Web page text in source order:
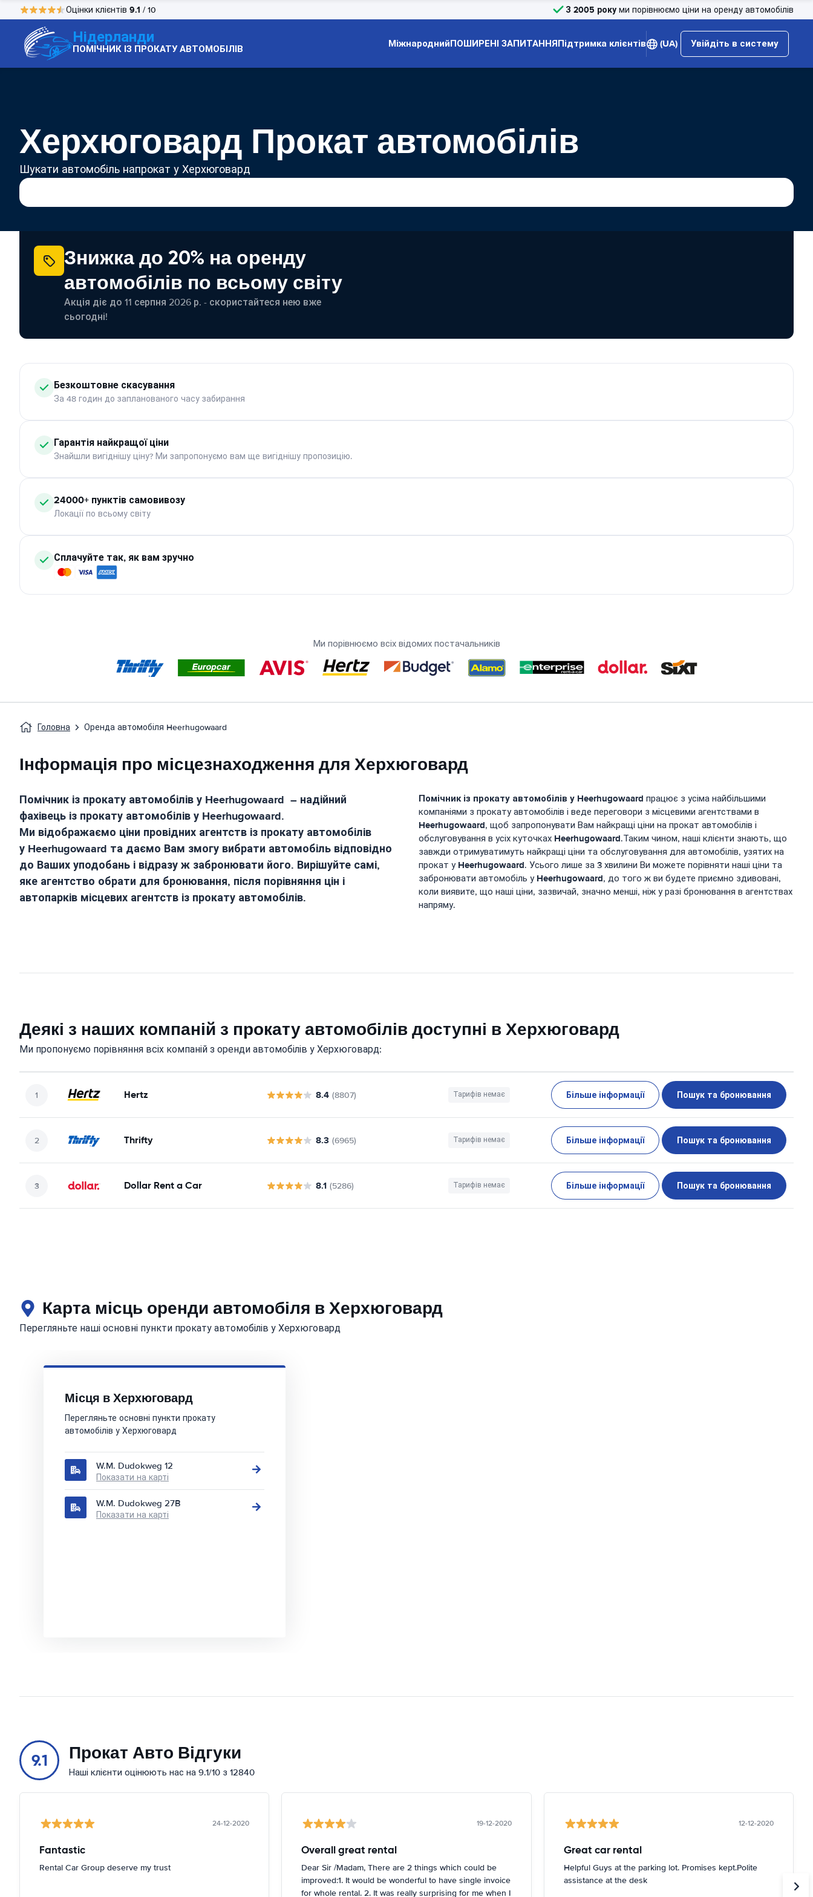
Оцінки клієнтів 9.1 / 10 З 2005 року ми порівнюємо ціни на оренду автомобілів
Нідерланди
ПОМІЧНИК ІЗ ПРОКАТУ АВТОМОБІЛІВ МіжнароднийПОШИРЕНІ ЗАПИТАННЯПідтримка клієнтів (UA) Увійдіть в систему
Херхюговард Прокат автомобілів
Шукати автомобіль напрокат у Херхюговард
Знижка до 20% на оренду
автомобілів по всьому світу
Акція діє до 11 серпня 2026 р. - скористайтеся нею вже
сьогодні!
Безкоштовне скасування
За 48 годин до запланованого часу забирання
Гарантія найкращої ціни
Знайшли вигіднішу ціну? Ми запропонуємо вам ще вигіднішу пропозицію.
24000+ пунктів самовивозу
Локації по всьому світу
Сплачуйте так, як вам зручно
Ми порівнюємо всіх відомих постачальників
Головна Оренда автомобіля Heerhugowaard
Інформація про місцезнаходження для Херхюговард
Помічник із прокату автомобілів у Heerhugowaard – надійний
фахівець із прокату автомобілів у Heerhugowaard.
Ми відображаємо ціни провідних агентств із прокату автомобілів
у Heerhugowaard та даємо Вам змогу вибрати автомобіль відповідно
до Ваших уподобань і відразу ж забронювати його. Вирішуйте самі,
яке агентство обрати для бронювання, після порівняння цін і
автопарків місцевих агентств із прокату автомобілів.
Помічник із прокату автомобілів у Heerhugowaard працює з усіма найбільшими
компаніями з прокату автомобілів і веде переговори з місцевими агентствами в
Heerhugowaard, щоб запропонувати Вам найкращі ціни на прокат автомобілів і
обслуговування в усіх куточках Heerhugowaard.Таким чином, наші клієнти знають, що
завжди отримуватимуть найкращі ціни та обслуговування для автомобілів, узятих на
прокат у Heerhugowaard. Усього лише за 3 хвилини Ви можете порівняти наші ціни та
забронювати автомобіль у Heerhugowaard, до того ж ви будете приємно здивовані,
коли виявите, що наші ціни, зазвичай, значно менші, ніж у разі бронювання в агентствах
напряму.
Деякі з наших компаній з прокату автомобілів доступні в Херхюговард
Ми пропонуємо порівняння всіх компаній з оренди автомобілів у Херхюговард:
Hertz 8.4 (8807) Тарифів немає Більше інформації Пошук та бронювання
Thrifty 8.3 (6965) Тарифів немає Більше інформації Пошук та бронювання
Dollar Rent a Car 8.1 (5286) Тарифів немає Більше інформації Пошук та бронювання
Карта місць оренди автомобіля в Херхюговард
Перегляньте наші основні пункти прокату автомобілів у Херхюговард
Місця в Херхюговард
Перегляньте основні пункти прокату
автомобілів у Херхюговард
W.M. Dudokweg 12
Показати на карті
W.M. Dudokweg 27B
Показати на карті
9.1 Прокат Авто Відгуки
Наші клієнти оцінюють нас на 9.1/10 з 12840
24-12-2020
Fantastic
Rental Car Group deserve my trust
19-12-2020
Overall great rental
Dear Sir /Madam, There are 2 things which could be
improved:1. It would be wonderful to have single invoice
for whole rental. 2. It was really surprising for me when I
12-12-2020
Great car rental
Helpful Guys at the parking lot. Promises kept.Polite
assistance at the desk